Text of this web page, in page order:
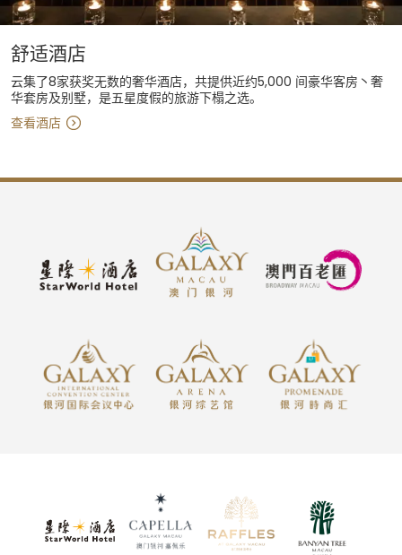
舒适酒店
云集了8家获奖无数的奢华酒店，共提供近约5,000 间豪华客房丶奢
华套房及别墅，是五星度假的旅游下榻之选。
查看酒店